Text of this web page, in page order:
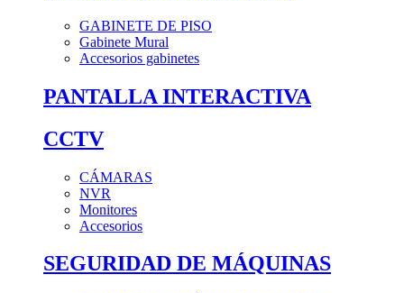
GABINETE DE PISO
Gabinete Mural
Accesorios gabinetes
PANTALLA INTERACTIVA
CCTV
CÁMARAS
NVR
Monitores
Accesorios
SEGURIDAD DE MÁQUINAS